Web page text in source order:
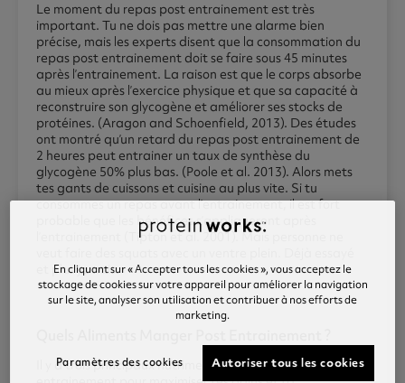
Le moment du repas post entrainement est très
important. Tu ne dois pas mettre une alarme bien
précise, mais les experts disent que la consommation du
repas post entrainement doit se faire sous 45 minutes
après l’entrainement. La raison est que le corps absorbe
au mieux après l’exercice physique et que sa capacité à
reconstruire son glycogène et améliorer ses stocks de
protéines. (Aragon and Schoenfield, 2013). Des études
ont montré qu’un retard du repas post entrainement de
2 heures peut entrainer un taux de synthèse du
glycogène 50% plus bas. (Poole et al. 2013). Alors mets
tes gants de cuissons et cuisine au plus vite. Si tu
consommes un repas avant l’entrainement, il est fort
probable que les bénéfices s’appliqueront après
l’entrainement (Tipton et al. 2001). Mais personne ne
et plus jamais.
Il y a trois principaux nutriments à consommer post
En cliquant sur « Accepter tous les cookies », vous acceptez le
stockage de cookies sur votre appareil pour améliorer la navigation
sur le site, analyser son utilisation et contribuer à nos efforts de
marketing.
Autoriser tous les cookies
Paramètres des cookies